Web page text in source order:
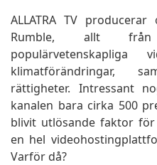
ALLATRA TV
Rumble, allt från
klimatförändringar,
rättigheter. Intressant
kanalen bara cirka 500
blivit utlösande faktor
en hel
Varför då?